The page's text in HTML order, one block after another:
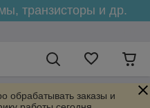
транзисторы и др.
обрабатывать заказы и